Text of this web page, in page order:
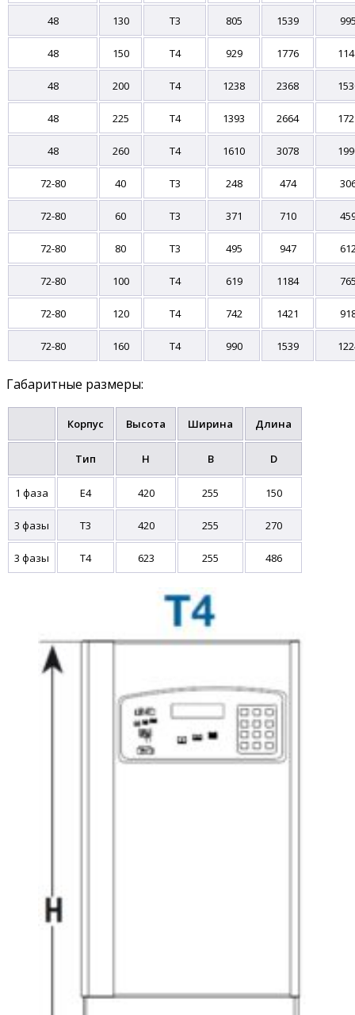
48 130 T3 805 1539
48 150 T4 929 1776
48 200 T4 1238 2368
48 225 T4 1393 2664
48 260 T4 1610 3078
72-80 40 T3 248 474
72-80 60 T3 371 710
72-80 80 T3 495 947
72-80 100 T4 619 1184
72-80 120 T4 742 1421
72-80 160 T4 990 1539
Габаритные размеры:
Корпус Высота Ширина Длина
Тип H B D
1 фаза E4 420 255 150
3 фазы T3 420 255 270
3 фазы T4 623 255 486